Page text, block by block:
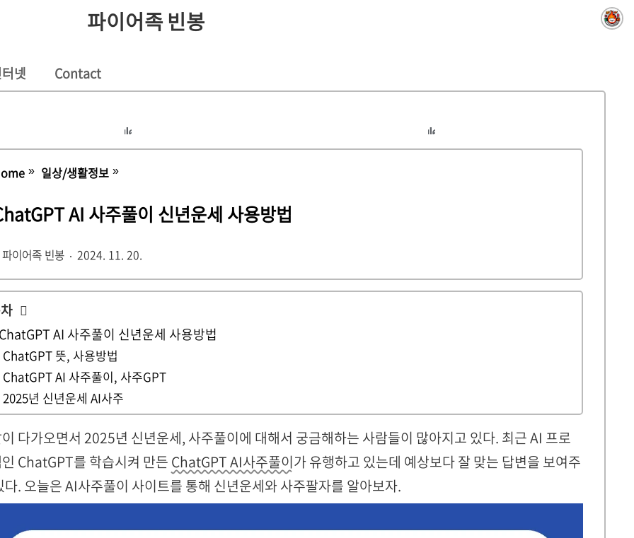
파이어족 빈봉
넷 Contact
일상/생활정보
AI 사주풀이 신년운세 사용방법
파이어족 빈봉 2024. 11. 20.

AI 사주풀이 신년운세 사용방법
ChatGPT 뜻, 사용방법
ChatGPT AI 사주풀이, 사주GPT
2025년 신년운세 AI사주
다가오면서 2025년 신년운세, 사주풀이에 대해서 궁금해하는 사람들이 많아지고 있다. 최근 AI 프로
ChatGPT를 학습시켜 만든 ChatGPT AI사주풀이가 유행하고 있는데 예상보다 잘 맞는 답변을 보여주
다. 오늘은 AI사주풀이 사이트를 통해 신년운세와 사주팔자를 알아보자.